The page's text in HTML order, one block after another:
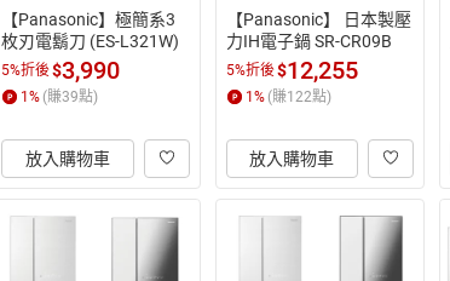
【Panasonic】極簡系3
枚刃電鬍刀 (ES-L321W)
5%折後$3,990
1% (賺39點)
放入購物車
【Panasonic】 日本製壓
力IH電子鍋 SR-CR09B
5%折後$12,255
1% (賺122點)
放入購物車